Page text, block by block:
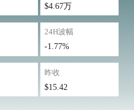
$4.67万
24H波幅
-1.77%
昨收
$15.42